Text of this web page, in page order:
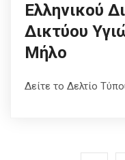
Ελληνικού
Δικτύου
Μήλο
Δείτε το Δελτίο